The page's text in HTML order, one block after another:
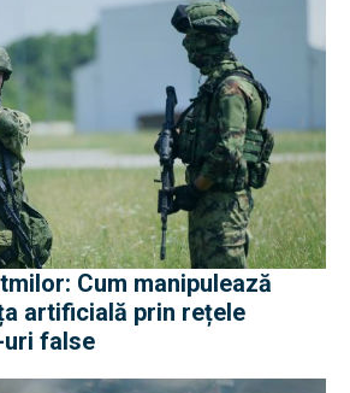
Cum manipulează
artificială prin rețele
false